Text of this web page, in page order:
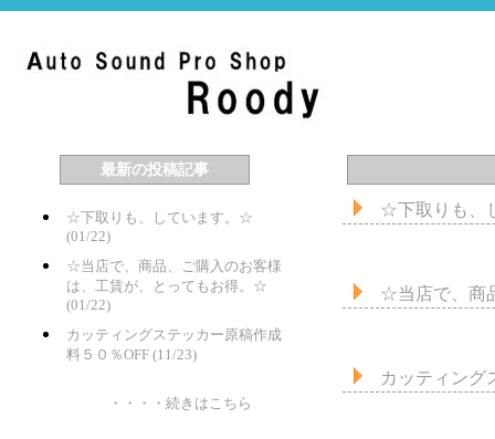
最新の投稿記事
☆下取りも、しています。☆
(01/22)
☆当店で、商品、ご購入のお客様
は、工賃が、とってもお得。☆
(01/22)
カッティングステッカー原稿作成
料５０％OFF (11/23)
・・・・続きはこちら
☆下取りも、
☆当店で、商
カッティング